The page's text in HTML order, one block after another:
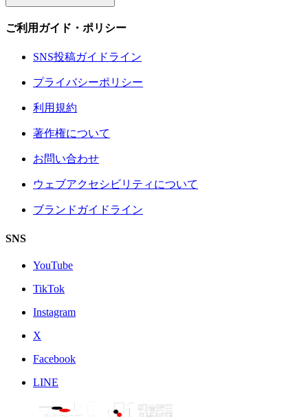
ご利用ガイド・ポリシー
SNS投稿ガイドライン
プライバシーポリシー
利用規約
著作権について
お問い合わせ
ウェブアクセシビリティについて
ブランドガイドライン
SNS
YouTube
TikTok
Instagram
X
Facebook
LINE